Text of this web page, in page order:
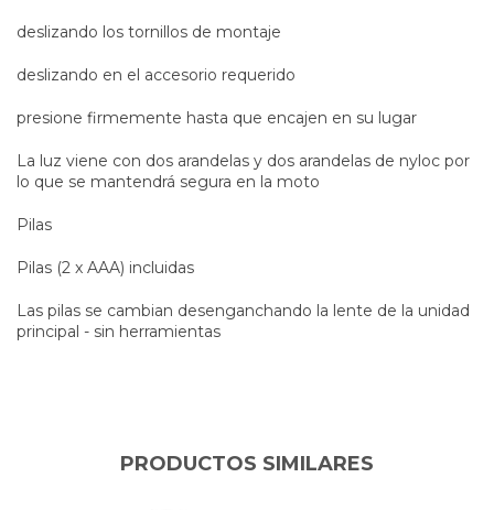
deslizando los tornillos de montaje
deslizando en el accesorio requerido
presione firmemente hasta que encajen en su lugar
La luz viene con dos arandelas y dos arandelas de nyloc por
lo que se mantendrá segura en la moto
Pilas
Pilas (2 x AAA) incluidas
Las pilas se cambian desenganchando la lente de la unidad
principal - sin herramientas
PRODUCTOS SIMILARES